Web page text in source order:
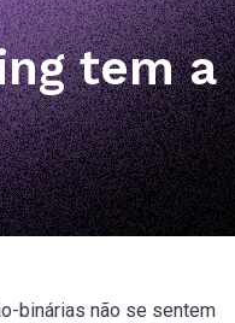
tem a
binárias não se sentem